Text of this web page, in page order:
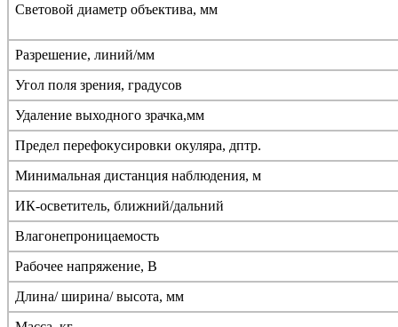
Световой диаметр объектива, мм
Разрешение, линий/мм
Угол поля зрения, градусов
Удаление выходного зрачка,мм
Предел перефокусировки окуляра, дптр.
Минимальная дистанция наблюдения, м
ИК-осветитель, ближний/дальний
Влагонепроницаемость
Рабочее напряжение, В
Длина/ ширина/ высота, мм